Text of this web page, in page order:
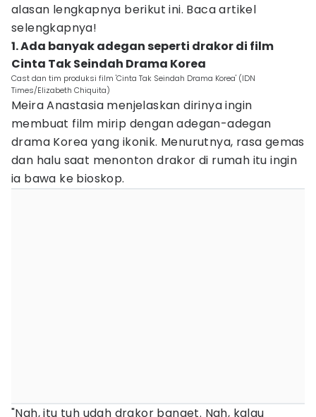
alasan lengkapnya berikut ini. Baca artikel
selengkapnya!
1. Ada banyak adegan seperti drakor di film
Cinta Tak Seindah Drama Korea
Cast dan tim produksi film 'Cinta Tak Seindah Drama Korea' (IDN
Times/Elizabeth Chiquita)
Meira Anastasia menjelaskan dirinya ingin
membuat film mirip dengan adegan-adegan
drama Korea yang ikonik. Menurutnya, rasa gemas
dan halu saat menonton drakor di rumah itu ingin
ia bawa ke bioskop.
"Nah, itu tuh udah drakor banget. Nah, kalau